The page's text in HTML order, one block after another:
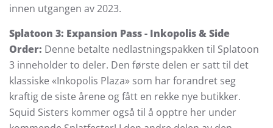
innen utgangen av 2023.
Splatoon 3: Expansion Pass - Inkopolis & Side
Order: Denne betalte nedlastningspakken til Splatoon
3 inneholder to deler. Den første delen er satt til det
klassiske «Inkopolis Plaza» som har forandret seg
kraftig de siste årene og fått en rekke nye butikker.
Squid Sisters kommer også til å opptre her under